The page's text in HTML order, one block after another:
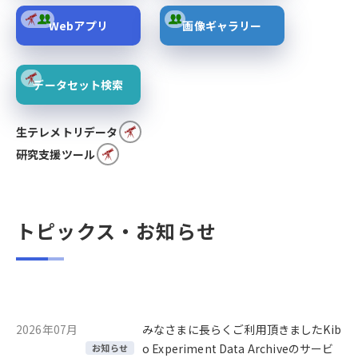
Webアプリ 画像ギャラリー
データセット検索
生テレメトリデータ
研究支援ツール
トピックス・お知らせ
2026年07月
お知らせ
みなさまに長らくご利用頂きましたKib
o Experiment Data Archiveのサービ